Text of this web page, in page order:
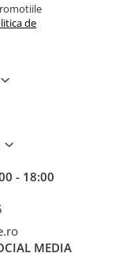
de
- 18:00
MEDIA